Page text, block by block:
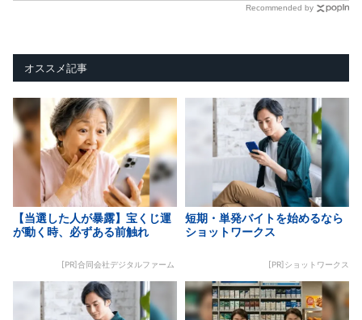
Recommended by
オススメ記事
【当選した人が暴露】宝くじ運
が動く時、必ずある前触れ
[PR]合同会社デジタルファーム
短期・単発バイトを始めるなら
ショットワークス
[PR]ショットワークス